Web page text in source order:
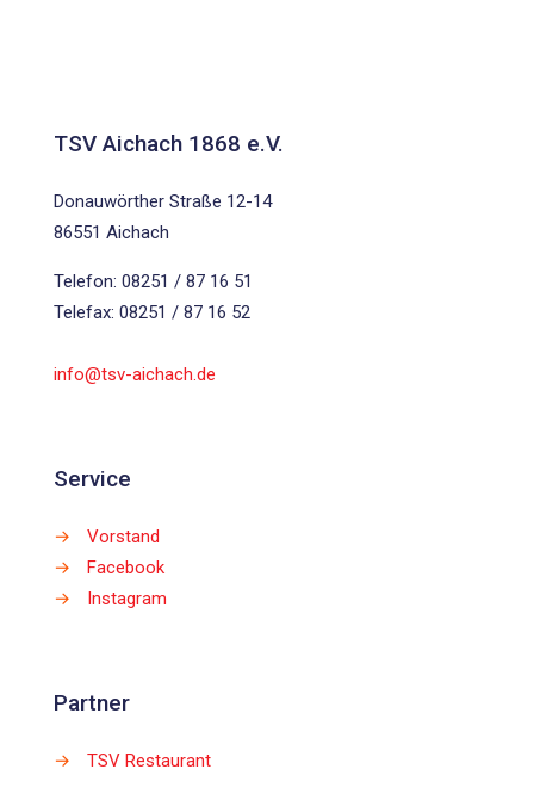
TSV Aichach 1868 e.V.
Donauwörther Straße 12-14
86551 Aichach
Telefon: 08251 / 87 16 51
Telefax: 08251 / 87 16 52
info@tsv-aichach.de
Service
→
Vorstand
→
Facebook
→
Instagram
Partner
→ TSV Restaurant